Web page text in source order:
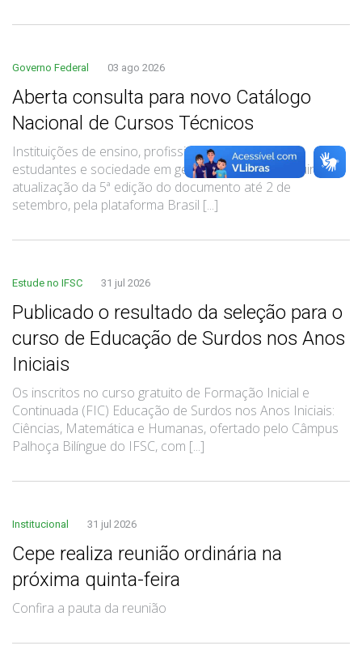
Governo Federal 03 ago 2026
Aberta consulta para novo Catálogo
Nacional de Cursos Técnicos
Instituições de ensino, profissionais da educação,
estudantes e sociedade em geral poderão contribuir para
atualização da 5ª edição do documento até 2 de
setembro, pela plataforma Brasil [...]
Estude no IFSC 31 jul 2026
Publicado o resultado da seleção para o
curso de Educação de Surdos nos Anos
Iniciais
Os inscritos no curso gratuito de Formação Inicial e
Continuada (FIC) Educação de Surdos nos Anos Iniciais:
Ciências, Matemática e Humanas, ofertado pelo Câmpus
Palhoça Bilíngue do IFSC, com [...]
Institucional 31 jul 2026
Cepe realiza reunião ordinária na
próxima quinta-feira
Confira a pauta da reunião